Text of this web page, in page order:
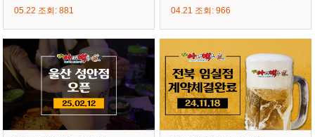
05.22 조회: 881 04.21 조회: 966